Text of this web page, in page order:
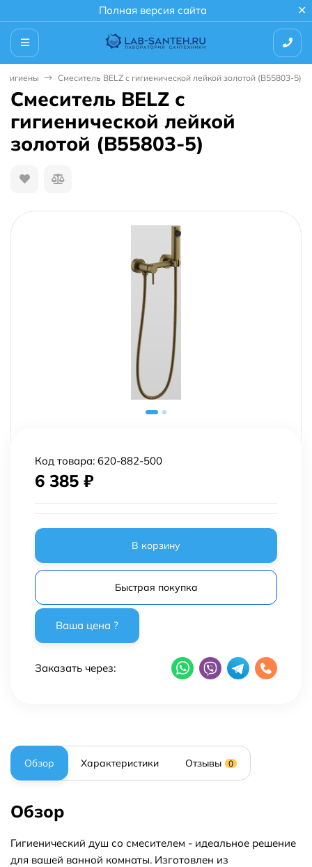
Полная версия сайта
гигиены Смеситель BELZ с гигиенической лейкой золотой (B55803-5)
Смеситель BELZ с
гигиенической лейкой
золотой (B55803-5)
Код товара: 620-882-500
6 385 ₽
В корзину
Быстрая покупка
Заказать через:
Обзор Характеристики Отзывы 0
Обзор
Гигиенический душ со смесителем - идеальное решение
для вашей ванной комнаты. Изготовлен из